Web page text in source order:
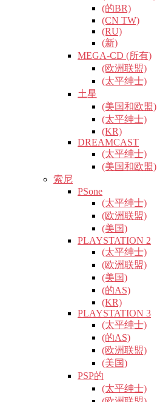
(的BR)
(CN TW)
(RU)
(新)
MEGA-CD (所有)
(欧洲联盟)
(太平绅士)
土星
(美国和欧盟)
(太平绅士)
(KR)
DREAMCAST
(太平绅士)
(美国和欧盟)
索尼
PSone
(太平绅士)
(欧洲联盟)
(美国)
PLAYSTATION 2
(太平绅士)
(欧洲联盟)
(美国)
(的AS)
(KR)
PLAYSTATION 3
(太平绅士)
(的AS)
(欧洲联盟)
(美国)
PSP的
(太平绅士)